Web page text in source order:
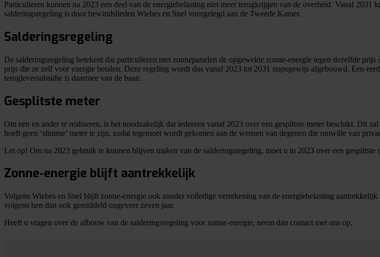
Particulieren kunnen na 2023 een deel van de energiebelasting niet meer terugkrijgen van de overheid. Vanaf
salderingsregeling is door bewindslieden Wiebes en Snel voorgelegd aan de Tweede Kamer.
Salderingsregeling
De salderingsregeling betekent dat particulieren met zonnepanelen de opgewekte zonne-energie tegen dezelfde
prijs die ze zelf voor energie betalen. Deze regeling wordt dus vanaf 2023 tot 2031 stapsgewijs afgebouwd. Een
terugleversubsidie is daarmee van de baan.
Gesplitste meter
Om een en ander te realiseren, is het noodzakelijk dat iedereen vanaf 2023 over een gesplitste meter beschikt. Dit
hoeft geen ‘slimme’ meter te zijn, zodat tegemoet wordt gekomen aan de wensen van degenen die omwille van
Let op! Om na 2023 gebruik te kunnen blijven maken van de salderingsregeling, moet u in 2023 over een gesplitste
Zonne-energie blijft aantrekkelijk
Volgens Wiebes en Snel blijft zonne-energie ook zonder volledige verrekening van de energiebelasting
volgens hen dan ook gemiddeld ongeveer zeven jaar.
Heeft u vragen over de afbouw van de salderingsregeling voor zonne-energie, neem dan contact met ons op.